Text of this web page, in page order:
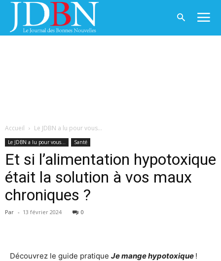
Accueil Le JDBN a lu pour vous...
Le JDBN a lu pour vous... Santé
Et si l’alimentation hypotoxique
était la solution à vos maux
chroniques ?
Par - 13 février 2024 0
Découvrez le guide pratique Je mange hypotoxique !